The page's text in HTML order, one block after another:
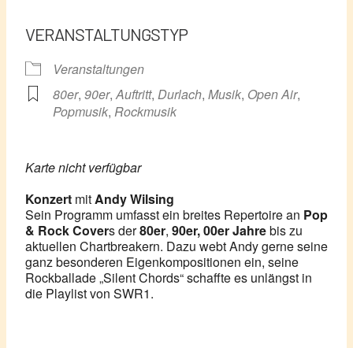
VERANSTALTUNGSTYP
Veranstaltungen
80er, 90er, Auftritt, Durlach, Musik, Open Air,
Popmusik, Rockmusik
Karte nicht verfügbar
Konzert mit Andy Wilsing
Sein Programm umfasst ein breites Repertoire an Pop
& Rock Covers der80er, 90er, 00er Jahrebis zu
aktuellen Chartbreakern. Dazu webt Andy gerne seine
ganz besonderen Eigenkompositionen ein, seine
Rockballade „Silent Chords“ schaffte es unlängst in
die Playlist von SWR1.